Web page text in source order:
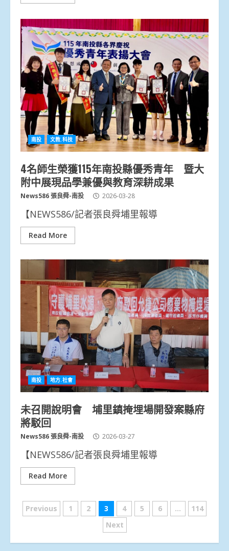
南投 文教.科技
4名師生榮獲115年南投縣優秀青年 暨大
附中展現品學兼優與教育深耕成果
News586 張良舜-南投 2026-03-28
【NEWS586/記者張良舜埔里報導
Read More
南投 地方.社會
未召開說明會 埔里鎮掩埋場開發案縣府
將駁回
News586 張良舜-南投 2026-03-27
【NEWS586/記者張良舜埔里報導
Read More
文
Previous 1 2 3 4 5 6 ...
114
Next